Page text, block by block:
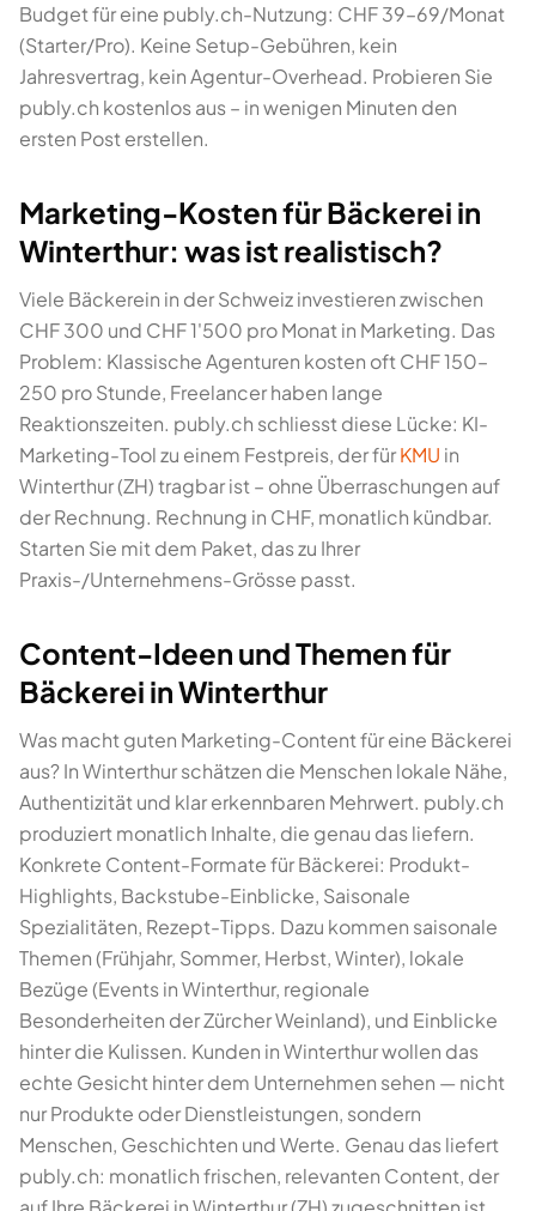
Budget für eine publy.ch-Nutzung: CHF 39–69/Monat
(Starter/Pro). Keine Setup-Gebühren, kein
Jahresvertrag, kein Agentur-Overhead. Probieren Sie
publy.ch kostenlos aus – in wenigen Minuten den
ersten Post erstellen.
Marketing-Kosten für Bäckerei in
Winterthur: was ist realistisch?
Viele Bäckerein in der Schweiz investieren zwischen
CHF 300 und CHF 1'500 pro Monat in Marketing. Das
Problem: Klassische Agenturen kosten oft CHF 150–
250 pro Stunde, Freelancer haben lange
Reaktionszeiten. publy.ch schliesst diese Lücke: KI-
Marketing-Tool zu einem Festpreis, der fürKMU in
Winterthur (ZH) tragbar ist – ohne Überraschungen auf
der Rechnung. Rechnung in CHF, monatlich kündbar.
Starten Sie mit dem Paket, das zu Ihrer
Praxis-/Unternehmens-Grösse passt.
Content-Ideen und Themen für
Bäckerei in Winterthur
Was macht guten Marketing-Content für eine Bäckerei
aus? In Winterthur schätzen die Menschen lokale Nähe,
Authentizität und klar erkennbaren Mehrwert. publy.ch
produziert monatlich Inhalte, die genau das liefern.
Konkrete Content-Formate für Bäckerei: Produkt-
Highlights, Backstube-Einblicke, Saisonale
Spezialitäten, Rezept-Tipps. Dazu kommen saisonale
Themen (Frühjahr, Sommer, Herbst, Winter), lokale
Bezüge (Events in Winterthur, regionale
Besonderheiten der Zürcher Weinland), und Einblicke
hinter die Kulissen. Kunden in Winterthur wollen das
echte Gesicht hinter dem Unternehmen sehen — nicht
nur Produkte oder Dienstleistungen, sondern
Menschen, Geschichten und Werte. Genau das liefert
publy.ch: monatlich frischen, relevanten Content, der